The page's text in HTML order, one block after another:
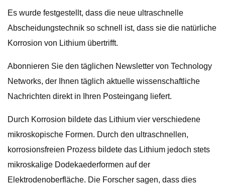
Es wurde festgestellt, dass die neue ultraschnelle
Abscheidungstechnik so schnell ist, dass sie die natürliche
Korrosion von Lithium übertrifft.
Abonnieren Sie den täglichen Newsletter von Technology
Networks, der Ihnen täglich aktuelle wissenschaftliche
Nachrichten direkt in Ihren Posteingang liefert.
Durch Korrosion bildete das Lithium vier verschiedene
mikroskopische Formen. Durch den ultraschnellen,
korrosionsfreien Prozess bildete das Lithium jedoch stets
mikroskalige Dodekaederformen auf der
Elektrodenoberfläche. Die Forscher sagen, dass dies